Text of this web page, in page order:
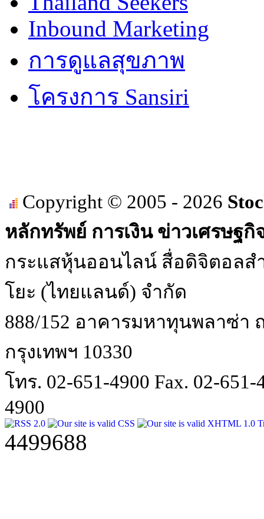
Inbound Marketing
การดูแลสุขภาพ
โครงการ Sansiri
Copyright © 2005 - 2026
หลักทรัพย์ การเงิน ข่าวเศรษฐกิ
กระแสหุ้นออนไลน์ สื่อดิจิตอล
โยะ (ไทยแลนด์) จำกัด
888/152 อาคารมหาทุนพลาซ่
กรุงเทพฯ 10330
โทร. 02-651-4900 Fax. 02-
4900
4499688